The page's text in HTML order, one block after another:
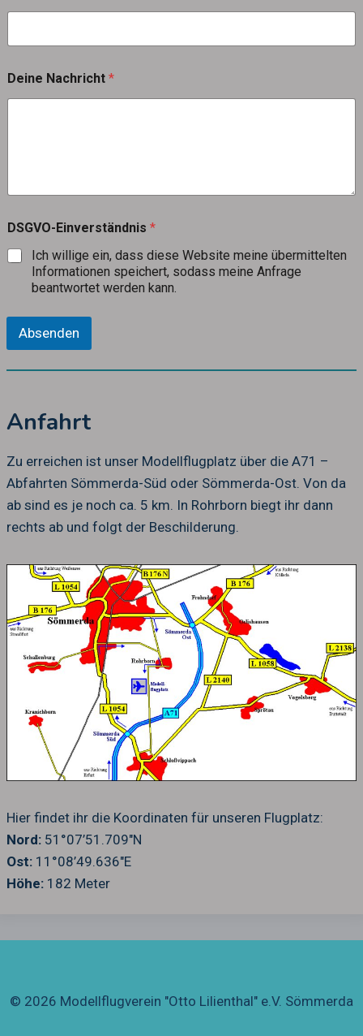
Deine Nachricht *
DSGVO-Einverständnis *
Ich willige ein, dass diese Website meine übermittelten
Informationen speichert, sodass meine Anfrage
beantwortet werden kann.
Absenden
Anfahrt
Zu erreichen ist unser Modellflugplatz über die A71 –
Abfahrten Sömmerda-Süd oder Sömmerda-Ost. Von da
ab sind es je noch ca. 5 km. In Rohrborn biegt ihr dann
rechts ab und folgt der Beschilderung.
Hier findet ihr die Koordinaten für unseren Flugplatz:
Nord: 51°07’51.709″N
Ost: 11°08’49.636″E
Höhe: 182 Meter
© 2026 Modellflugverein "Otto Lilienthal" e.V. Sömmerda